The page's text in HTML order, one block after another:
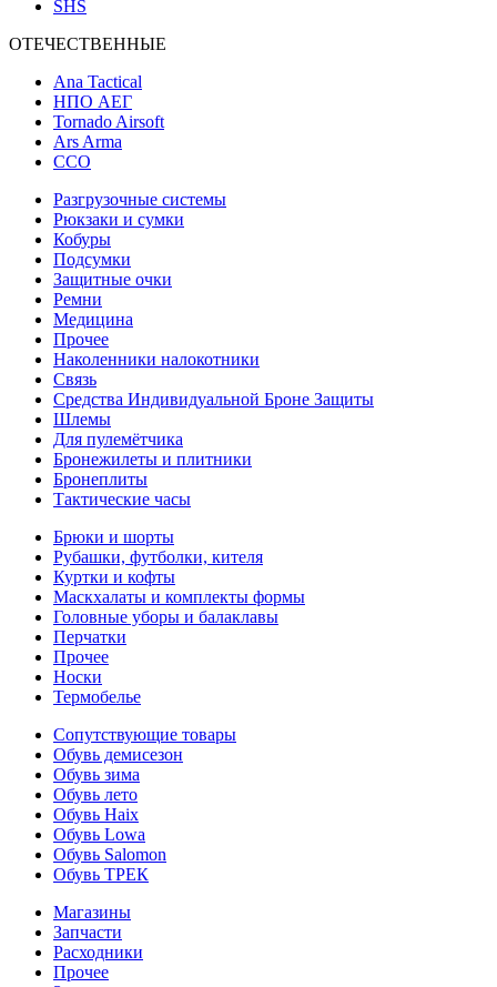
SHS
ОТЕЧЕСТВЕННЫЕ
Ana Tactical
НПО АЕГ
Tornado Airsoft
Ars Arma
ССО
Разгрузочные системы
Рюкзаки и сумки
Кобуры
Подсумки
Защитные очки
Ремни
Медицина
Прочее
Наколенники налокотники
Связь
Средства Индивидуальной Броне Защиты
Шлемы
Для пулемётчика
Бронежилеты и плитники
Бронеплиты
Тактические часы
Брюки и шорты
Рубашки, футболки, кителя
Куртки и кофты
Маскхалаты и комплекты формы
Головные уборы и балаклавы
Перчатки
Прочее
Носки
Термобелье
Сопутствующие товары
Обувь демисезон
Обувь зима
Обувь лето
Обувь Haix
Обувь Lowa
Обувь Salomon
Обувь ТРЕК
Магазины
Запчасти
Расходники
Прочее